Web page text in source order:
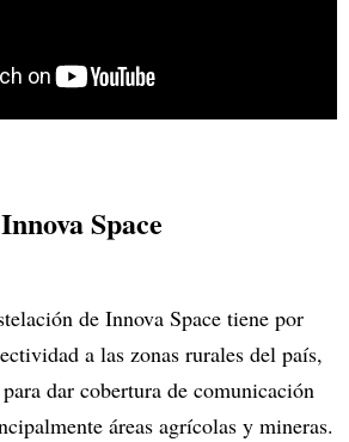
Space
de Innova Space tiene por
a las zonas rurales del país,
dar cobertura de comunicación
áreas agrícolas y mineras.